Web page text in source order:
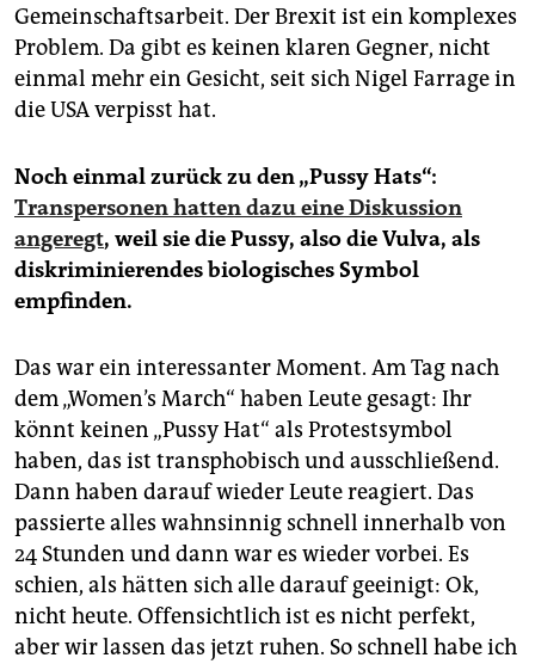
Gemeinschaftsarbeit. Der Brexit ist ein komplexes
Problem. Da gibt es keinen klaren Gegner, nicht
einmal mehr ein Gesicht, seit sich Nigel Farrage in
die USA verpisst hat.
Noch einmal zurück zu den „Pussy Hats“:
Transpersonen hatten dazu eine Diskussion
angeregt, weil sie die Pussy, also die Vulva, als
diskriminierendes biologisches Symbol
empfinden.
Das war ein interessanter Moment. Am Tag nach
dem „Women’s March“ haben Leute gesagt: Ihr
könnt keinen „Pussy Hat“ als Protestsymbol
haben, das ist transphobisch und ausschließend.
Dann haben darauf wieder Leute reagiert. Das
passierte alles wahnsinnig schnell innerhalb von
24 Stunden und dann war es wieder vorbei. Es
schien, als hätten sich alle darauf geeinigt: Ok,
nicht heute. Offensichtlich ist es nicht perfekt,
aber wir lassen das jetzt ruhen. So schnell habe ich